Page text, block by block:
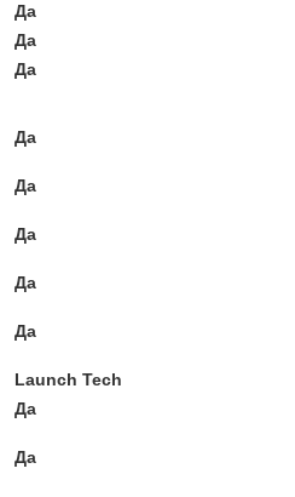
Да
Да
Да
Да
Да
Да
Да
Да
Launch Tech
Да
Да